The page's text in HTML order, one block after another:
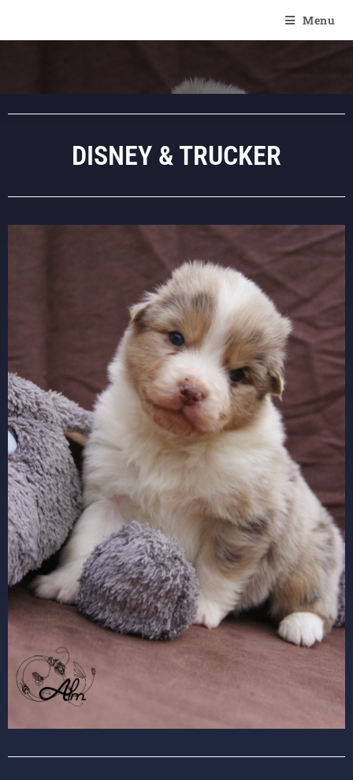
Menu
DISNEY & TRUCKER